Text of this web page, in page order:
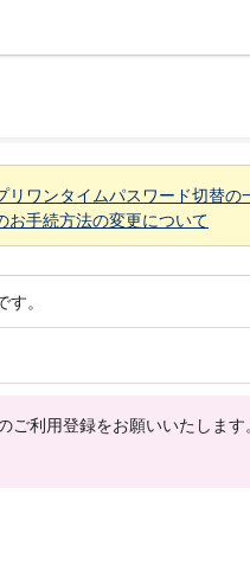
リワンタイムパスワード切替の
お手続方法の変更について
。
ご利用登録をお願いいたします